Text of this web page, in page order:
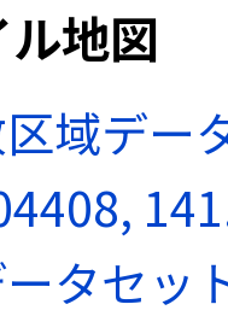
地図
域デー
タセッ